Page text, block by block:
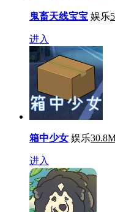
鬼畜天线宝宝 娱乐
进入
箱中少女 娱乐
进入